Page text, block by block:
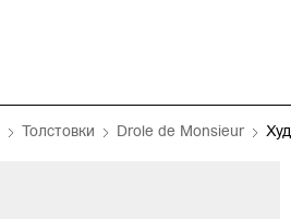
Толстовки Drole de Monsieur